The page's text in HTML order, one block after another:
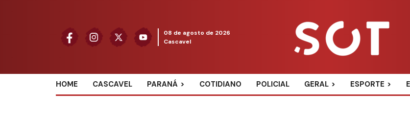
08 de agosto de 2026
Cascavel
HOME CASCAVEL PARANÁ COTIDIANO POLICIAL GERAL ESPORTE